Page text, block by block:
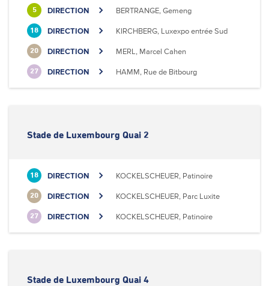
5 DIRECTION BERTRANGE, Gemeng
18 DIRECTION KIRCHBERG, Luxexpo entrée Sud
20 DIRECTION MERL, Marcel Cahen
27 DIRECTION HAMM, Rue de Bitbourg
Stade de Luxembourg Quai 2
18 DIRECTION KOCKELSCHEUER, Patinoire
20 DIRECTION KOCKELSCHEUER, Parc Luxite
27 DIRECTION KOCKELSCHEUER, Patinoire
Stade de Luxembourg Quai 4